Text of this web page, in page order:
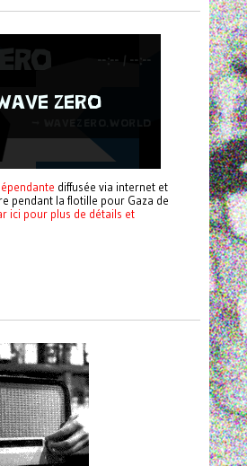
diffusée via internet et
pendant la flotille pour Gaza de
ici pour plus de détails et